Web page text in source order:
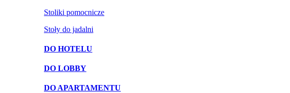
Stoliki pomocnicze
Stoły do jadalni
DO HOTELU
DO LOBBY
DO APARTAMENTU